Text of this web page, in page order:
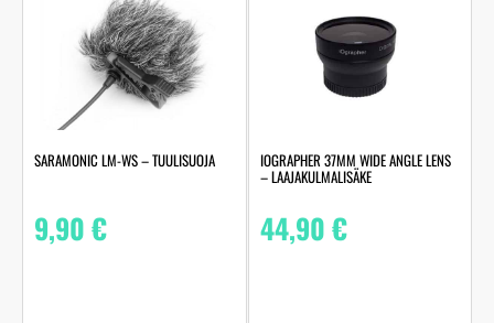
SARAMONIC LM-WS – TUULISUOJA
9,90€
IOGRAPHER 37MM WIDE ANGLE LENS
– LAAJAKULMALISÄKE
44,90€